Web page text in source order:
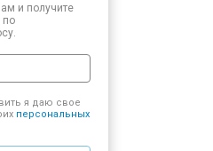
и получите
по
я даю свое
персональных